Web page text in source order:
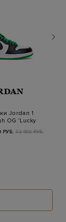
Jordan 1
OG 'Lucky
(GS)
РУБ. 32 900 РУБ.